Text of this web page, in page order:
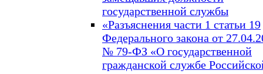
государственной службы
«Разъяснения части 1 статьи 19
Федерального закона от
№ 79-ФЗ «О государственной
гражданской службе